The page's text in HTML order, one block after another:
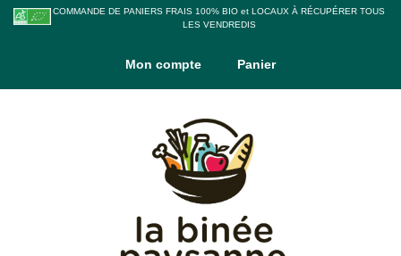
COMMANDE DE PANIERS FRAIS 100% BIO et LOCAUX À RÉCUPÉRER TOUS
LES VENDREDIS
Mon compte Panier